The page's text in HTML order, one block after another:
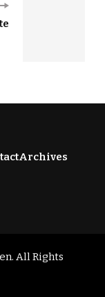
Archives
. All Rights